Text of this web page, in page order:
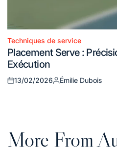
Posted
in
Techniques de service
Placement Serve :
Exécution
Posted
13/02/2026
Posted
Émilie Dubois
More From